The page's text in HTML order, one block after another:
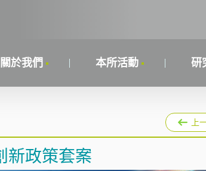
關於我們 本所活動 研
上
新政策套案